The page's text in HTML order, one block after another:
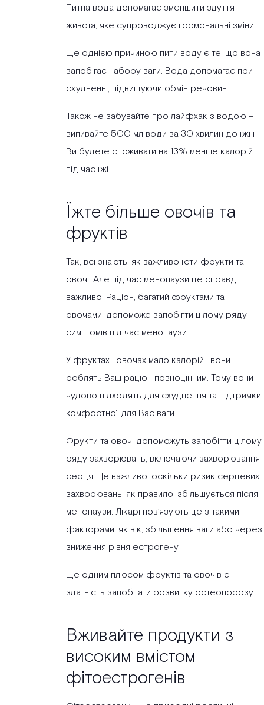
Питна вода допомагає зменшити здуття
живота, яке супроводжує гормональні зміни.
Ще однією причиною пити воду є те, що вона
запобігає набору ваги. Вода допомагає при
схудненні, підвищуючи обмін речовин.
Також не забувайте про лайфхак з водою –
випивайте 500 мл води за 30 хвилин до їжі і
Ви будете споживати на 13% менше калорій
під час їжі.
Їжте більше овочів та
фруктів
Так, всі знають, як важливо їсти фрукти та
овочі. Але під час менопаузи це справді
важливо. Раціон, багатий фруктами та
овочами, допоможе запобігти цілому ряду
симптомів під час менопаузи.
У фруктах і овочах мало калорій і вони
роблять Ваш раціон повноцінним. Тому вони
чудово підходять для схуднення та підтримки
комфортної для Вас ваги .
Фрукти та овочі допоможуть запобігти цілому
ряду захворювань, включаючи захворювання
серця. Це важливо, оскільки ризик серцевих
захворювань, як правило, збільшується після
менопаузи. Лікарі пов’язують це з такими
факторами, як вік, збільшення ваги або через
зниження рівня естрогену.
Ще одним плюсом фруктів та овочів є
здатність запобігати розвитку остеопорозу.
Вживайте продукти з
високим вмістом
фітоестрогенів